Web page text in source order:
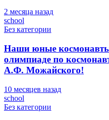
2 месяца назад
school
Без категории
Наши юные
олимпиаде по
А.Ф. Можайского!
10 месяцев назад
school
Без категории